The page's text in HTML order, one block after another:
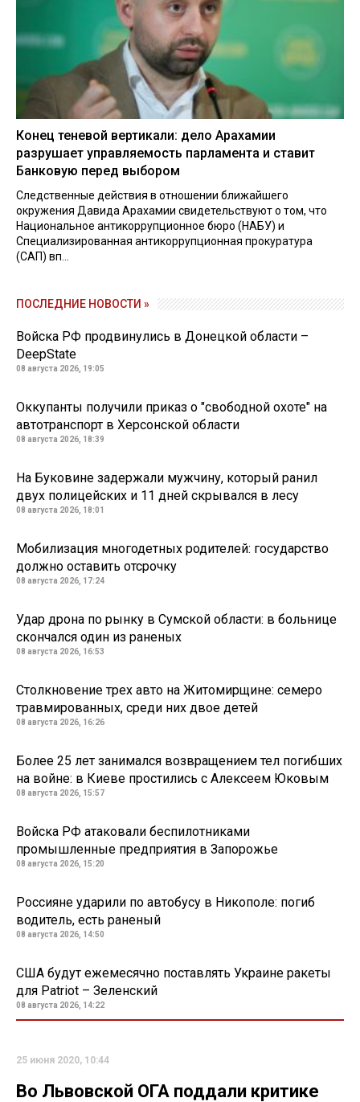
Конец теневой вертикали: дело Арахамии
разрушает управляемость парламента и ставит
Банковую перед выбором
Следственные действия в отношении ближайшего
окружения Давида Арахамии свидетельствуют о том, что
Национальное антикоррупционное бюро (НАБУ) и
Специализированная антикоррупционная прокуратура
(САП) вп...
ПОСЛЕДНИЕ НОВОСТИ »
Войска РФ продвинулись в Донецкой области –
DeepState
08 августа 2026, 19:05
Оккупанты получили приказ о "свободной охоте" на
автотранспорт в Херсонской области
08 августа 2026, 18:39
На Буковине задержали мужчину, который ранил
двух полицейских и 11 дней скрывался в лесу
08 августа 2026, 18:01
Мобилизация многодетных родителей: государство
должно оставить отсрочку
08 августа 2026, 17:24
Удар дрона по рынку в Сумской области: в больнице
скончался один из раненых
08 августа 2026, 16:53
Столкновение трех авто на Житомирщине: семеро
травмированных, среди них двое детей
08 августа 2026, 16:26
Более 25 лет занимался возвращением тел погибших
на войне: в Киеве простились с Алексеем Юковым
08 августа 2026, 15:57
Войска РФ атаковали беспилотниками
промышленные предприятия в Запорожье
08 августа 2026, 15:20
Россияне ударили по автобусу в Никополе: погиб
водитель, есть раненый
08 августа 2026, 14:50
США будут ежемесячно поставлять Украине ракеты
для Patriot – Зеленский
08 августа 2026, 14:22
25 июня 2020, 10:44
Во Львовской ОГА поддали критике